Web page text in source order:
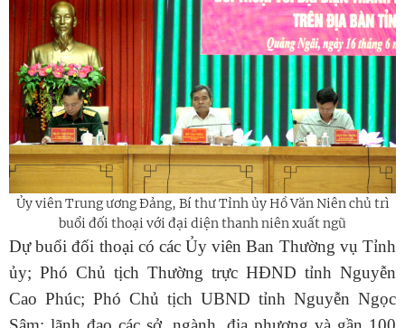
Ủyviên Trung ương Đảng, Bí thư TỉnhủyHồ Văn Niên chủ trì
buổi đối thoại với đại diện thanh niên xuất ngũ
Dự buổi đối thoại có các Ủy viên Ban Thường vụ Tỉnh
ủy; Phó Chủ tịch Thường trực HĐND tỉnh Nguyễn
Cao Phúc; Phó Chủ tịch UBND tỉnh Nguyễn Ngọc